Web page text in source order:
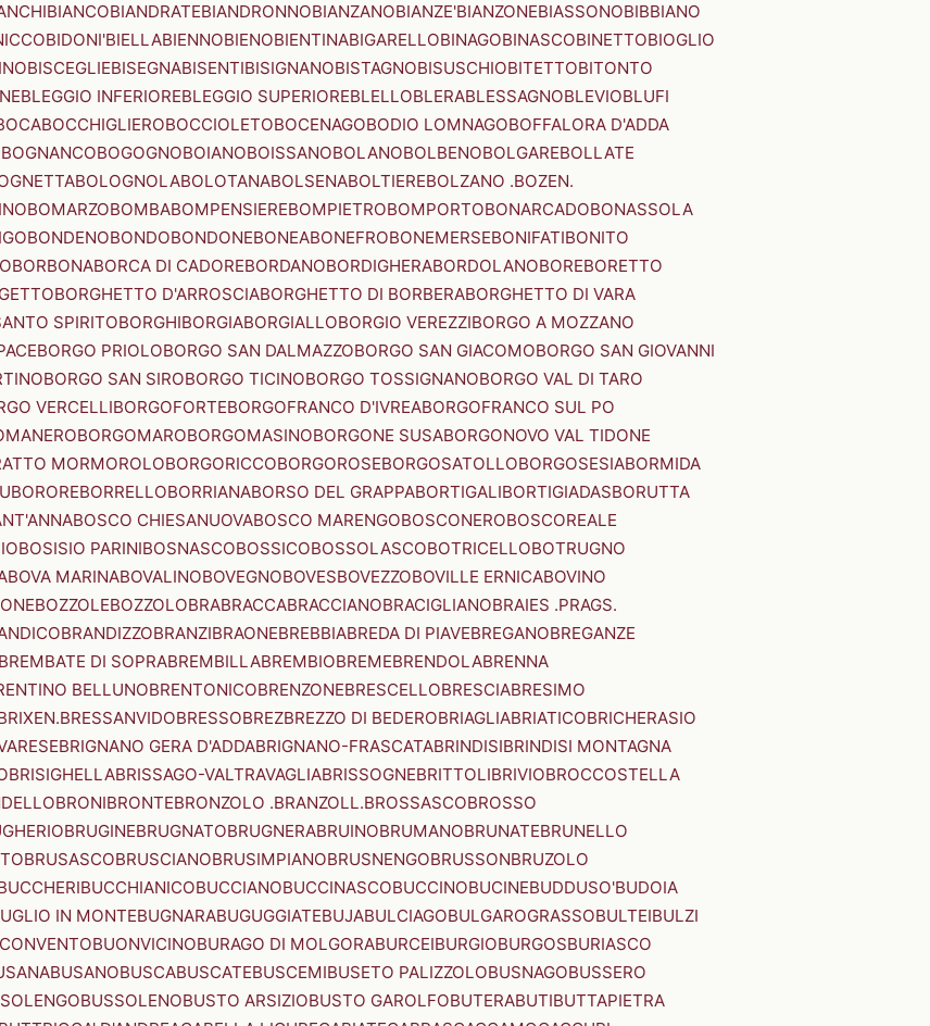
BIANCOBIANDRATEBIANDRONNOBIANZANOBIANZE'BIANZONEBIASSONOBIBBIANO
BIDONI'BIELLABIENNOBIENOBIENTINABIGARELLOBINAGOBINASCOBINETTOBIOGLIO
BISCEGLIEBISEGNABISENTIBISIGNANOBISTAGNOBISUSCHIOBITETTOBITONTO
BLEGGIO INFERIOREBLEGGIO SUPERIOREBLELLOBLERABLESSAGNOBLEVIOBLUFI
BOCCHIGLIEROBOCCIOLETOBOCENAGOBODIO LOMNAGOBOFFALORA D'ADDA
BOGNANCOBOGOGNOBOIANOBOISSANOBOLANOBOLBENOBOLGAREBOLLATE
BOLOGNOLABOLOTANABOLSENABOLTIEREBOLZANO .BOZEN.
BOMARZOBOMBABOMPENSIEREBOMPIETROBOMPORTOBONARCADOBONASSOLA
BONDENOBONDOBONDONEBONEABONEFROBONEMERSEBONIFATIBONITO
BORBONABORCA DI CADOREBORDANOBORDIGHERABORDOLANOBOREBORETTO
BORGHETTO D'ARROSCIABORGHETTO DI BORBERABORGHETTO DI VARA
SPIRITOBORGHIBORGIABORGIALLOBORGIO VEREZZIBORGO A MOZZANO
BORGO PRIOLOBORGO SAN DALMAZZOBORGO SAN GIACOMOBORGO SAN GIOVANNI
BORGO SAN SIROBORGO TICINOBORGO TOSSIGNANOBORGO VAL DI TARO
VERCELLIBORGOFORTEBORGOFRANCO D'IVREABORGOFRANCO SUL PO
BORGOMAROBORGOMASINOBORGONE SUSABORGONOVO VAL TIDONE
MORMOROLOBORGORICCOBORGOROSEBORGOSATOLLOBORGOSESIABORMIDA
BOROREBORRELLOBORRIANABORSO DEL GRAPPABORTIGALIBORTIGIADASBORUTTA
BOSCO CHIESANUOVABOSCO MARENGOBOSCONEROBOSCOREALE
BOSISIO PARINIBOSNASCOBOSSICOBOSSOLASCOBOTRICELLOBOTRUGNO
BOVA MARINABOVALINOBOVEGNOBOVESBOVEZZOBOVILLE ERNICABOVINO
BOZZOLEBOZZOLOBRABRACCABRACCIANOBRACIGLIANOBRAIES .PRAGS.
BRANDIZZOBRANZIBRAONEBREBBIABREDA DI PIAVEBREGANOBREGANZE
BREMBATE DI SOPRABREMBILLABREMBIOBREMEBRENDOLABRENNA
BELLUNOBRENTONICOBRENZONEBRESCELLOBRESCIABRESIMO
BRESSANVIDOBRESSOBREZBREZZO DI BEDEROBRIAGLIABRIATICOBRICHERASIO
BRIGNANO GERA D'ADDABRIGNANO-FRASCATABRINDISIBRINDISI MONTAGNA
BRISIGHELLABRISSAGO-VALTRAVAGLIABRISSOGNEBRITTOLIBRIVIOBROCCOSTELLA
BRONIBRONTEBRONZOLO .BRANZOLL.BROSSASCOBROSSO
BRUGINEBRUGNATOBRUGNERABRUINOBRUMANOBRUNATEBRUNELLO
BRUSASCOBRUSCIANOBRUSIMPIANOBRUSNENGOBRUSSONBRUZOLO
BUCCHIANICOBUCCIANOBUCCINASCOBUCCINOBUCINEBUDDUSO'BUDOIA
IN MONTEBUGNARABUGUGGIATEBUJABULCIAGOBULGAROGRASSOBULTEIBULZI
BUONVICINOBURAGO DI MOLGORABURCEIBURGIOBURGOSBURIASCO
BUSANOBUSCABUSCATEBUSCEMIBUSETO PALIZZOLOBUSNAGOBUSSERO
BUSSOLENOBUSTO ARSIZIOBUSTO GAROLFOBUTERABUTIBUTTAPIETRA